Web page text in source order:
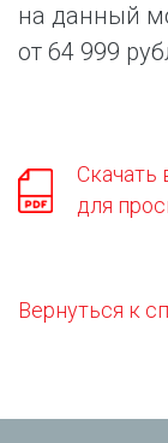
на данный
от 64 999
Скачать
для
Вернуться к